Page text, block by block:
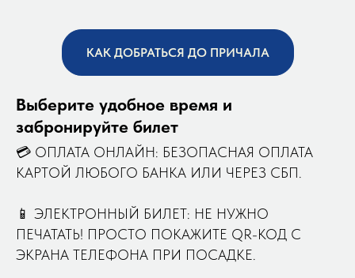
КАК ДОБРАТЬСЯ ДО ПРИЧАЛА
Выберите удобное время и
забронируйте билет
💳 ОПЛАТА ОНЛАЙН: БЕЗОПАСНАЯ ОПЛАТА
КАРТОЙ ЛЮБОГО БАНКА ИЛИ ЧЕРЕЗ СБП.
📱 ЭЛЕКТРОННЫЙ БИЛЕТ: НЕ НУЖНО
ПЕЧАТАТЬ! ПРОСТО ПОКАЖИТЕ QR-КОД С
ЭКРАНА ТЕЛЕФОНА ПРИ ПОСАДКЕ.